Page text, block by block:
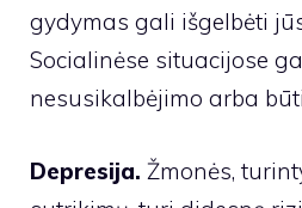
gydymas gali išgelbėti
Socialinėse situacijose
nesusikalbėjimo arba
Depresija. Žmonės,